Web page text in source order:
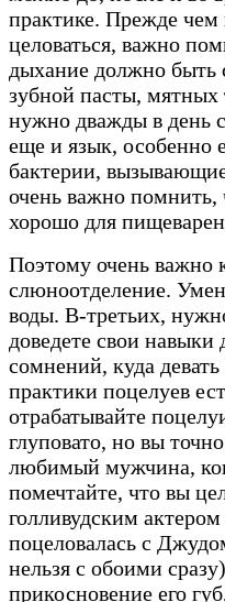
практике. Прежде чем
целоваться, важно
дыхание должно быть
зубной пасты, мятных
нужно дважды в день
еще и язык, особенно
бактерии,
очень важно
хорошо для
Поэтому очень важно
слюноотделение.
воды. В-третьих,
доведете свои навыки
сомнений, куда
практики поцелуев
отрабатывайте
глуповато, но вы
любимый мужчина,
помечтайте, что вы
голливудским
поцеловалась с
нельзя с обоими
прикосновение его